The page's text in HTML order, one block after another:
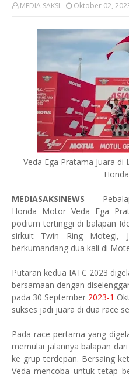
MEDIA SAKSI Oktober 02,
Veda Ega Pratama Juara di
MEDIASAKSINEWS --
Honda Motor Veda Ega
podium tertinggi di balapan
sirkuit Twin Ring Motegi,
berkumandang dua kali di
Putaran kedua IATC 2023
bersamaan dengan
pada 30 September 2023-1
sukses jadi juara di dua race
Pada race pertama yang
memulai jalannya balapan
ke grup terdepan. Bersaing
Veda mencoba untuk tetap